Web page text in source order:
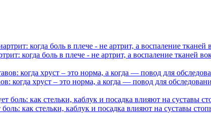
когда боль в плече - не артрит, а воспаление тканей
когда хруст – это норма, а когда — повод для
как стельки, каблук и посадка влияют на суставы